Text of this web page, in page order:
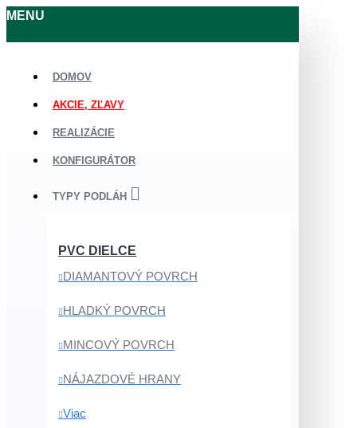
MENU
DOMOV
AKCIE, ZĽAVY
REALIZÁCIE
KONFIGURÁTOR
TYPY PODLÁH
PVC DIELCE
DIAMANTOVÝ POVRCH
HLADKÝ POVRCH
MINCOVÝ POVRCH
NÁJAZDOVÉ HRANY
Viac